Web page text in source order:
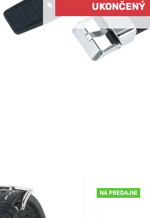
UKONČENÝ
NA PREDAJNI